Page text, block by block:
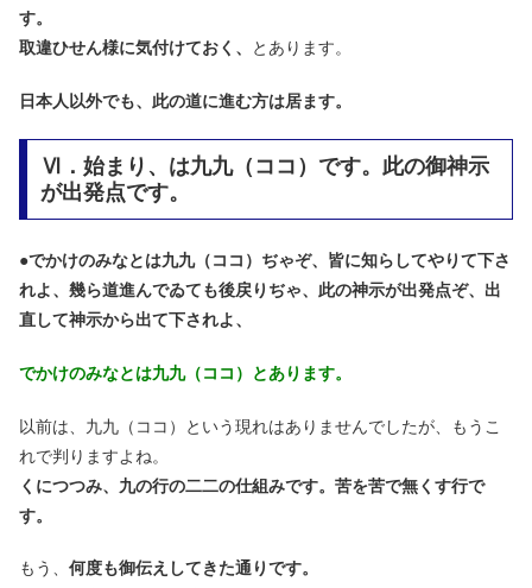
す。
取違ひせん様に気付けておく、
とあります。
日本人以外でも、此の道に進む方は居ます。
Ⅵ．始まり、は九九（ココ）です。此の御神示
が出発点です。
●でかけのみなとは九九（ココ）ぢゃぞ、皆に知らしてやりて下さ
れよ、幾ら道進んでゐても後戻りぢゃ、此の神示が出発点ぞ、出
直して神示から出て下されよ、
でかけのみなとは九九（ココ）とあります。
以前は、九九（ココ）という現れはありませんでしたが、もうこ
れで判りますよね。
くにつつみ、九の行の二二の仕組みです。苦を苦で無くす行で
す。
もう、 何度も御伝えしてきた通りです。